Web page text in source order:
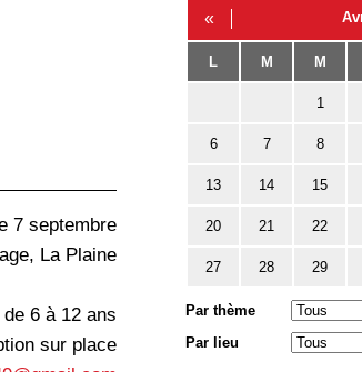
7 septembre
La Plaine
6 à 12 ans
sur place
«
L M M
1
6 7 8
13 14 15
20 21 22
27 28 29
Par thème
Par lieu